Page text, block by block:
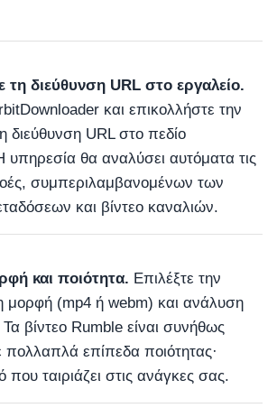
τη διεύθυνση URL στο εργαλείο.
και επικολλήστε την
διεύθυνση URL στο πεδίο
υπηρεσία θα αναλύσει αυτόματα τις
συμπεριλαμβανομένων των
και βίντεο καναλιών.
και ποιότητα. Επιλέξτε την
μορφή (mp4 ή webm) και ανάλυση
βίντεο Rumble είναι συνήθως
πολλαπλά επίπεδα ποιότητας·
που ταιριάζει στις ανάγκες σας.